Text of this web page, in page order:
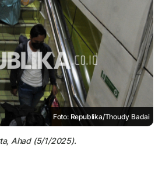
Foto: Republika/Thoudy Badai
Ahad (5/1/2025).